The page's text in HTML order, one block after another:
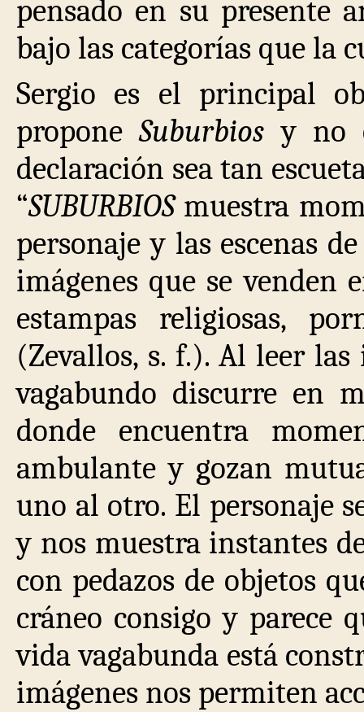
pensado en su presente
bajo las categorías que la
Sergio es el principal
proponeSuburbios y no
declaración sea tan
“SUBURBIOS muestra
personaje y las escenas
imágenes que se venden
estampas religiosas,
(Zevallos, s. f.). Al leer las
vagabundo discurre en
donde encuentra
ambulante y gozan
uno al otro. El personaje
y nos muestra instantes
con pedazos de objetos
cráneo consigo y parece
vida vagabunda está
imágenes nos permiten